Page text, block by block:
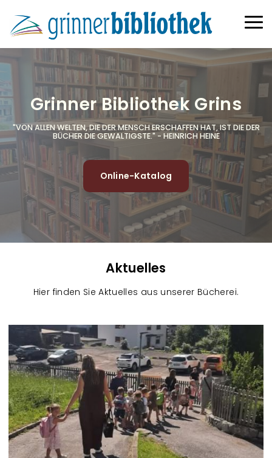
Direkt zum Inhalt
Grinner Bibliothek Grins
"VON ALLEN WELTEN, DIE DER MENSCH ERSCHAFFEN HAT, IST DIE DER
BÜCHER DIE GEWALTIGSTE." - HEINRICH HEINE
Online-Katalog
Aktuelles
Hier finden Sie Aktuelles aus unserer Bücherei.
o
g